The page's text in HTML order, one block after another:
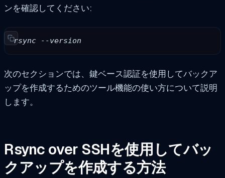
ンを確認してください:
rsync --version
次のセクションでは、鍵ベース認証を使用してバックア
ップを作成するためのツール機能の使い方について説明
します。
Rsync over SSHを使用してバッ
クアップを作成する方法